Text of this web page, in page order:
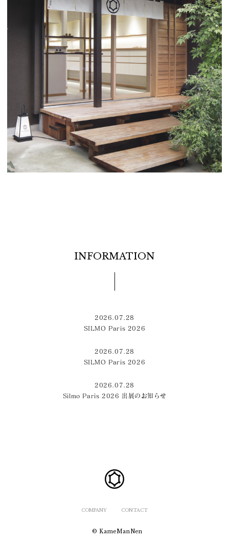
INFORMATION
2026.07.28
SILMO Paris 2026
2026.07.28
SILMO Paris 2026
2026.07.28
Silmo Paris 2026 出展のお知らせ
COMPANY CONTACT
© KameManNen